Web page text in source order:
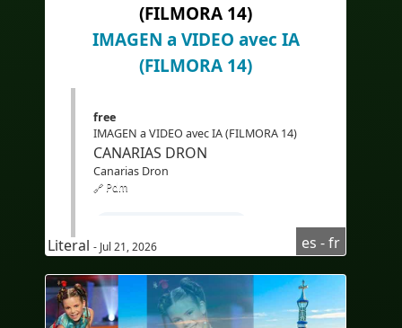
#eLearning
#Traducción
(FILMORA 14)
IMAGEN a VIDEO avec IA
(FILMORA 14)
free
IMAGEN a VIDEO avec IA (FILMORA 14)
CANARIAS DRON
Canarias Dron
🔗 Pdm
#coursd'espagnolpourfrancophone
#compréhensionoraled'espagnol
#Audioenespañol
Literal - Jul 21, 2026 es - fr